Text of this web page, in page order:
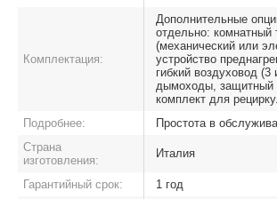
Комплектация:
Дополнительные
отдельно: комнатный
(механический или
устройство
гибкий воздуховод (3
дымоходы, защитный
комплект для
Подробнее:
Простота в
Страна
изготовления:
Италия
Гарантийный срок:
1 год